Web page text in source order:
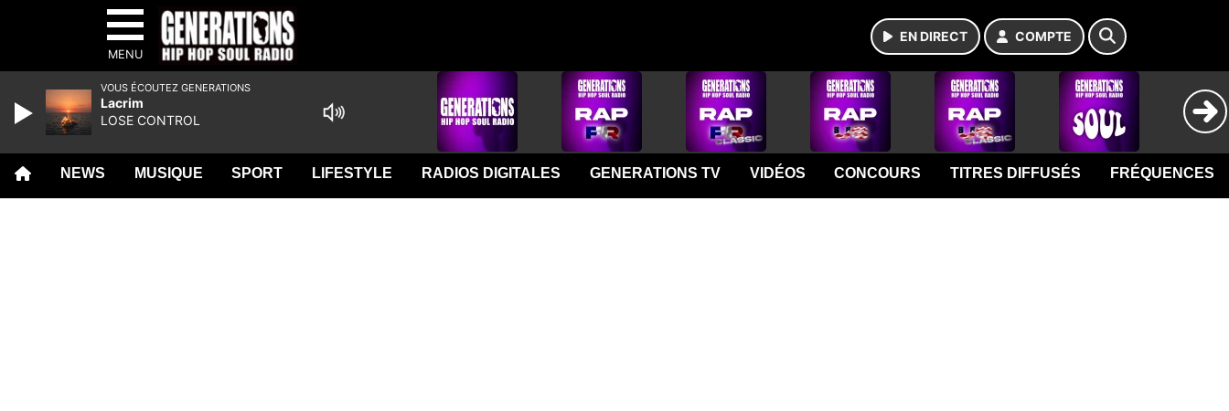
MENU
EN DIRECT COMPTE
NEWS MUSIQUE SPORT LIFESTYLE RADIOS DIGITALES GENERATIONS TV VIDÉOS CONCOURS TITRES DIFFUSÉS FRÉQUENCES
VOUS ÉCOUTEZ GENERATIONS
Lacrim
LOSE CONTROL